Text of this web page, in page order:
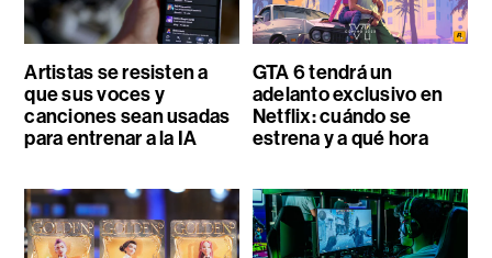
Artistas se resisten a
que sus voces y
canciones sean usadas
para entrenar a la IA
GTA 6 tendrá un
adelanto exclusivo en
Netflix: cuándo se
estrena y a qué hora